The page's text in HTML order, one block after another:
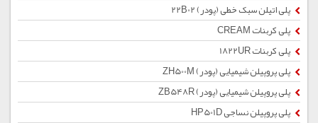
پلی اتیلن سبک خطی (پودر) 22B02
پلی کربنات CREAM
پلی کربنات 1822UR
پلی پروپیلن شیمیایی (پودر) ZH500M
پلی پروپیلن شیمیایی (پودر) ZB548R
پلی پروپیلن نساجی HP501D